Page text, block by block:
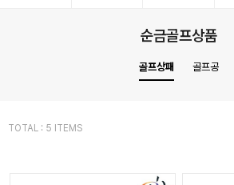
순금골프상품
골프상패 골프공
TOTAL : 5 ITEMS